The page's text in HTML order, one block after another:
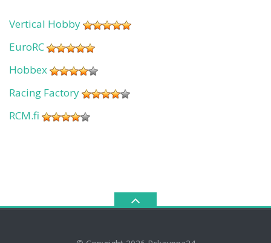
Vertical Hobby
EuroRC
Hobbex
Racing Factory
RCM.fi